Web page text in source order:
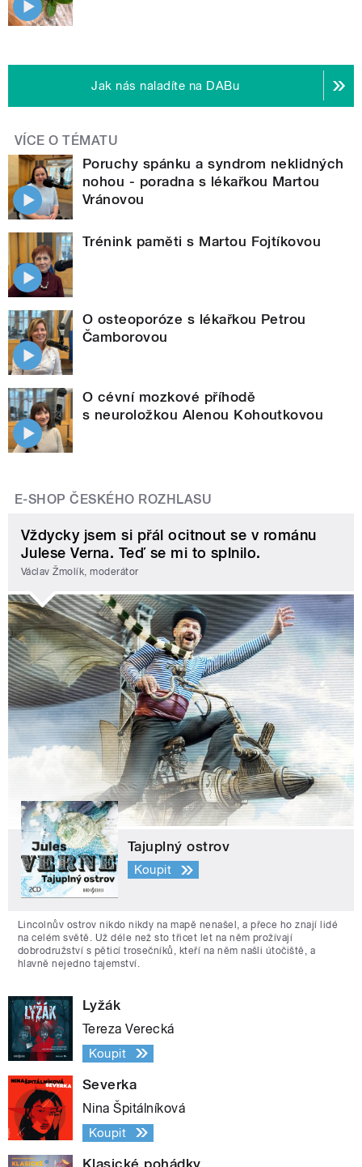
Jak nás naladíte na DABu
VÍCE O TÉMATU
Poruchy spánku a syndrom neklidných
nohou - poradna s lékařkou Martou
Vránovou
Trénink paměti s Martou Fojtíkovou
O osteoporóze s lékařkou Petrou
Čamborovou
O cévní mozkové příhodě
s neuroložkou Alenou Kohoutkovou
E-SHOP ČESKÉHO ROZHLASU
Vždycky jsem si přál ocitnout se v románu
Julese Verna. Teď se mi to splnilo.
Václav Žmolík, moderátor
Tajuplný ostrov
Koupit
Lincolnův ostrov nikdo nikdy na mapě nenašel, a přece ho znají lidé
na celém světě. Už déle než sto třicet let na něm prožívají
dobrodružství s pěticí trosečníků, kteří na něm našli útočiště, a
hlavně nejedno tajemství.
Lyžák
Tereza Verecká
Koupit
Severka
Nina Špitálníková
Koupit
Klasické pohádky